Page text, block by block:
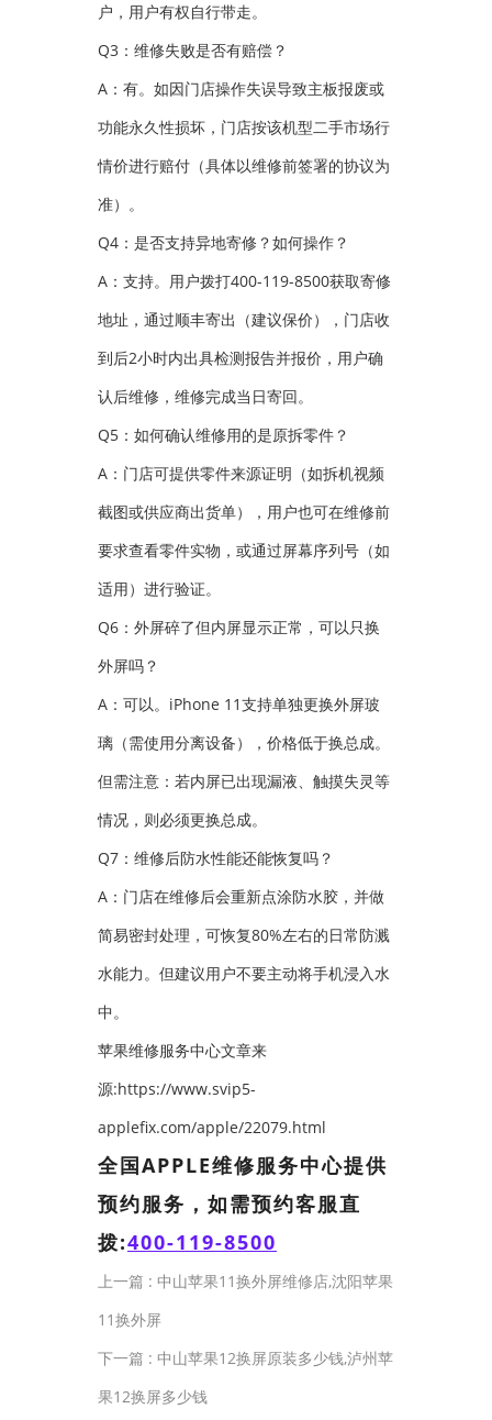
户，用户有权自行带走。
Q3：维修失败是否有赔偿？
A：有。如因门店操作失误导致主板报废或
功能永久性损坏，门店按该机型二手市场行
情价进行赔付（具体以维修前签署的协议为
准）。
Q4：是否支持异地寄修？如何操作？
A：支持。用户拨打400-119-8500获取寄修
地址，通过顺丰寄出（建议保价），门店收
到后2小时内出具检测报告并报价，用户确
认后维修，维修完成当日寄回。
Q5：如何确认维修用的是原拆零件？
A：门店可提供零件来源证明（如拆机视频
截图或供应商出货单），用户也可在维修前
要求查看零件实物，或通过屏幕序列号（如
适用）进行验证。
Q6：外屏碎了但内屏显示正常，可以只换
外屏吗？
A：可以。iPhone 11支持单独更换外屏玻
璃（需使用分离设备），价格低于换总成。
但需注意：若内屏已出现漏液、触摸失灵等
情况，则必须更换总成。
Q7：维修后防水性能还能恢复吗？
A：门店在维修后会重新点涂防水胶，并做
简易密封处理，可恢复80%左右的日常防溅
水能力。但建议用户不要主动将手机浸入水
中。
苹果维修服务中心文章来
源:https://www.svip5-
applefix.com/apple/22079.html
全国APPLE维修服务中心提供
预约服务，如需预约客服直
拨:400-119-8500
上一篇 : 中山苹果11换外屏维修店,沈阳苹果
11换外屏
下一篇 : 中山苹果12换屏原装多少钱,泸州苹
果12换屏多少钱